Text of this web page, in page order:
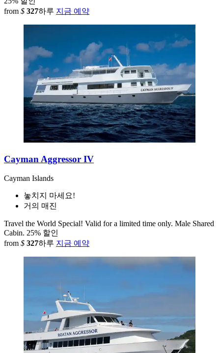
from $ 327하루 지금 예약
Cayman Aggressor IV
Cayman Islands
놓치지 마세요!
거의 매진
Travel the World Special! Valid for a limited time only. Male Shared
Cabin. 25% 할인
from $ 327하루 지금 예약